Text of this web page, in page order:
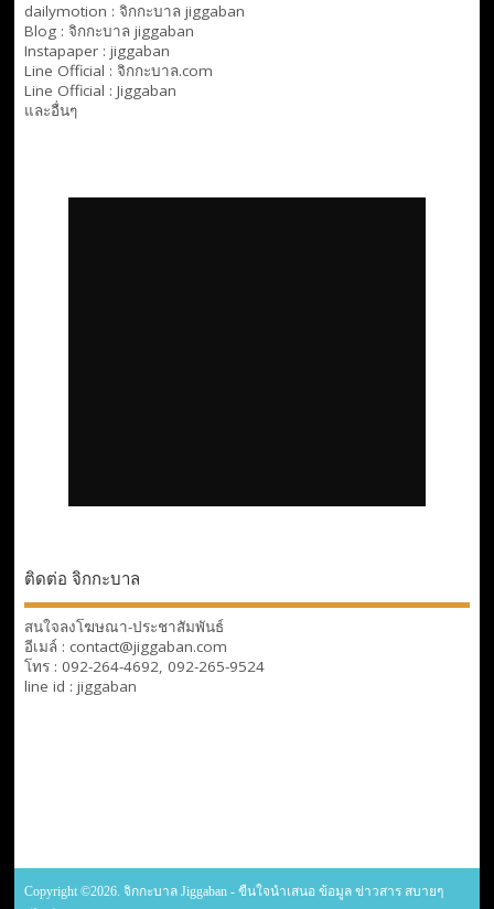
dailymotion : จิกกะบาล jiggaban
Blog : จิกกะบาล jiggaban
Instapaper : jiggaban
Line Official : จิกกะบาล.com
Line Official : Jiggaban
และอื่นๆ
ติดต่อ จิกกะบาล
สนใจลงโฆษณา-ประชาสัมพันธ์
อีเมล์ : contact@jiggaban.com
โทร : 092-264-4692, 092-265-9524
line id : jiggaban
Copyright ©2026. จิกกะบาล Jiggaban - ขืนใจนำเสนอ ข้อมูล ข่าวสาร สบายๆ